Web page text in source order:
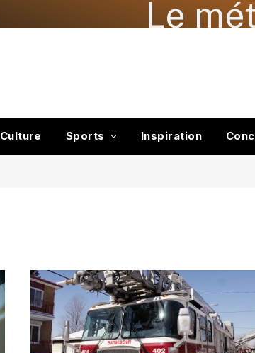
Le
Culture Sports Inspiration